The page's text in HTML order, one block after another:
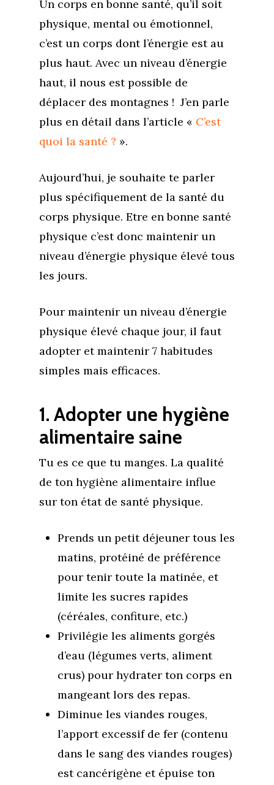
Un corps en bonne santé, qu’il soit
physique, mental ou émotionnel,
c’est un corps dont l’énergie est au
plus haut. Avec un niveau d’énergie
haut, il nous est possible de
déplacer des montagnes ! J’en parle
plus en détail dans l’article « C’est
quoi la santé ? ».
Aujourd’hui, je souhaite te parler
plus spécifiquement de la santé du
corps physique. Etre en bonne santé
physique c’est donc maintenir un
niveau d’énergie physique élevé tous
les jours.
Pour maintenir un niveau d’énergie
physique élevé chaque jour, il faut
adopter et maintenir 7 habitudes
simples mais efficaces.
1. Adopter une hygiène
alimentaire saine
Tu es ce que tu manges. La qualité
de ton hygiène alimentaire influe
sur ton état de santé physique.
Prends un petit déjeuner tous les
matins, protéiné de préférence
pour tenir toute la matinée, et
limite les sucres rapides
(céréales, confiture, etc.)
Privilégie les aliments gorgés
d’eau (légumes verts, aliment
crus) pour hydrater ton corps en
mangeant lors des repas.
Diminue les viandes rouges,
l’apport excessif de fer (contenu
dans le sang des viandes rouges)
est cancérigène et épuise ton